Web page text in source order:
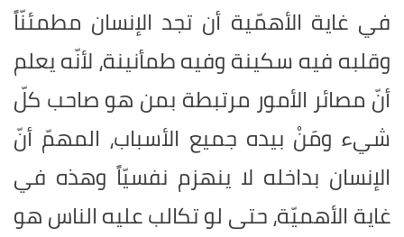
في غاية الأهمّية أن تجد الإنسان مطمئنّاً
وقلبه فيه سكينة وفيه طمأنينة، لأنّه يعلم
أنّ مصائر الأمور مرتبطة بمن هو صاحب كلّ
شيء ومَنْ بيده جميع الأسباب، المهمّ أنّ
الإنسان بداخله لا ينهزم نفسيّاً وهذه في
غاية الأهميّة، حتى لو تكالب عليه الناس هو